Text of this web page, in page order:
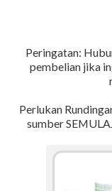
Peringatan:
pembelian jika
Perlukan
sumber